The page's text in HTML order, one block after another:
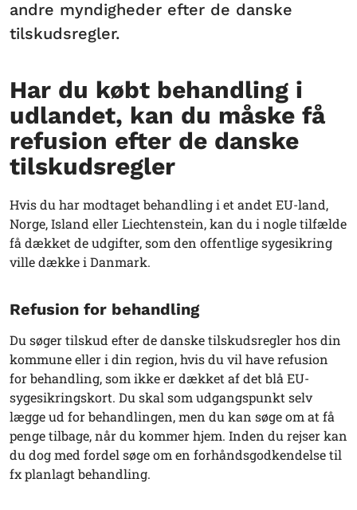
andre myndigheder efter de danske
tilskudsregler.
Har du købt behandling i
udlandet, kan du måske få
refusion efter de danske
tilskudsregler
Hvis du har modtaget behandling i et andet EU-land,
Norge, Island eller Liechtenstein, kan du i nogle tilfælde
få dækket de udgifter, som den offentlige sygesikring
ville dække i Danmark.
Refusion for behandling
Du søger tilskud efter de danske tilskudsregler hos din
kommune eller i din region, hvis du vil have refusion
for behandling, som ikke er dækket af det blå EU-
sygesikringskort. Du skal som udgangspunkt selv
lægge ud for behandlingen, men du kan søge om at få
penge tilbage, når du kommer hjem. Inden du rejser kan
du dog med fordel søge om en forhåndsgodkendelse til
fx planlagt behandling.